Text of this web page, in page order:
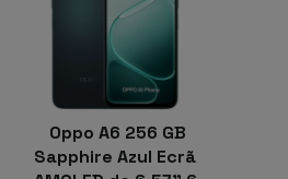
Oppo A6 256 GB
Sapphire Azul Ecrã